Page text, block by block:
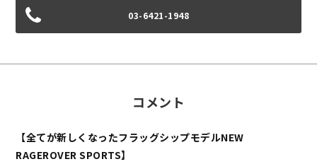
03-6421-1948
コメント
【全てが新しくなったフラッグシップモデルNEW
RAGEROVER SPORTS】